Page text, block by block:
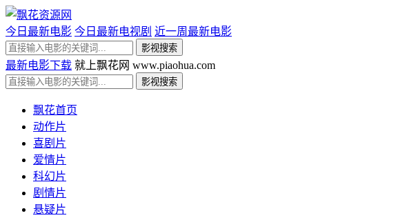
今日最新电影 今日最新电视剧 近一周最新电影
最新电影下载 就上飘花网 www.piaohua.com
飘花首页
动作片
喜剧片
爱情片
科幻片
剧情片
悬疑片